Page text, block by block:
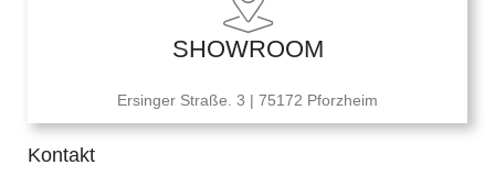
SHOWROOM
Ersinger Straße. 3 | 75172 Pforzheim
Kontakt